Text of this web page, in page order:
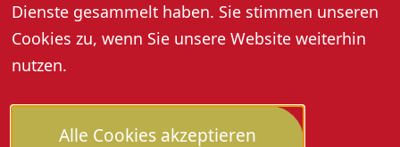
Dienste gesammelt haben. Sie stimmen unseren
Cookies zu, wenn Sie unsere Website weiterhin
nutzen.
Alle Cookies akzeptieren